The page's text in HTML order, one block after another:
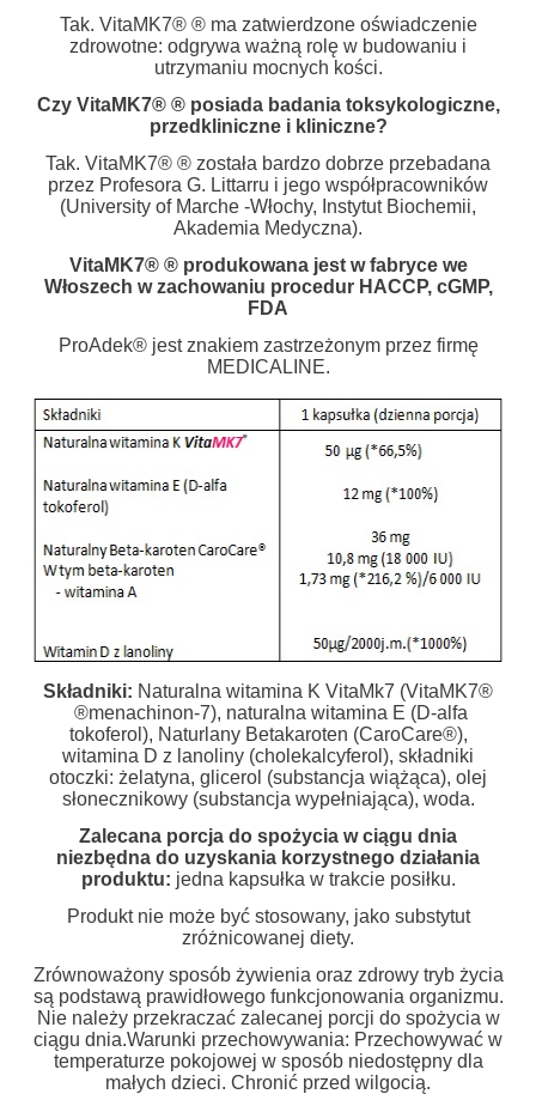
Tak. VitaMK7® ® ma zatwierdzone oświadczenie
zdrowotne: odgrywa ważną rolę w budowaniu i
utrzymaniu mocnych kości.
Czy VitaMK7® ® posiada badania toksykologiczne,
przedkliniczne i kliniczne?
Tak. VitaMK7® ® została bardzo dobrze przebadana
przez Profesora G. Littarru i jego współpracowników
(University of Marche -Włochy, Instytut Biochemii,
Akademia Medyczna).
VitaMK7® ® produkowana jest w fabryce we
Włoszech w zachowaniu procedur HACCP, cGMP,
FDA
ProAdek® jest znakiem zastrzeżonym przez firmę
MEDICALINE.
Składniki: Naturalna witamina K VitaMk7 (VitaMK7®
®menachinon-7), naturalna witamina E (D-alfa
tokoferol), Naturlany Betakaroten (CaroCare®),
witamina D z lanoliny (cholekalcyferol), składniki
otoczki: żelatyna, glicerol (substancja wiążąca), olej
słonecznikowy (substancja wypełniająca), woda.
Zalecana porcja do spożycia w ciągu dnia
niezbędna do uzyskania korzystnego działania
produktu: jedna kapsułka w trakcie posiłku.
Produkt nie może być stosowany, jako substytut
zróżnicowanej diety.
Zrównoważony sposób żywienia oraz zdrowy tryb życia
są podstawą prawidłowego funkcjonowania organizmu.
Nie należy przekraczać zalecanej porcji do spożycia w
ciągu dnia.Warunki przechowywania: Przechowywać w
temperaturze pokojowej w sposób niedostępny dla
małych dzieci. Chronić przed wilgocią.